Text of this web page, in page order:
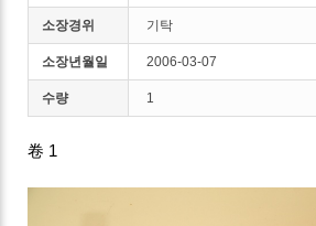
소장경위 기탁
소장년월일 2006-03-07
수량 1
卷 1